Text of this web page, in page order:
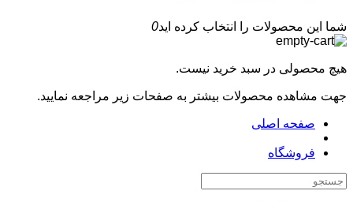
شما این محصولات را انتخاب کرده اید0
هیچ محصولی در سبد خرید نیست.
جهت مشاهده محصولات بیشتر به صفحات زیر مراجعه نمایید.
صفحه اصلی
فروشگاه